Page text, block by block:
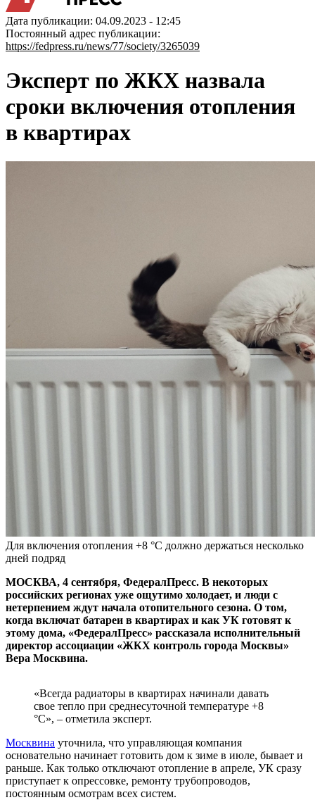
Дата публикации: 04.09.2023 - 12:45
Постоянный адрес публикации:
https://fedpress.ru/news/77/society/3265039
Эксперт по ЖКХ назвала
сроки включения отопления
в квартирах
Для включения отопления +8 °С должно держаться несколько
дней подряд
МОСКВА, 4 сентября, ФедералПресс. В некоторых
российских регионах уже ощутимо холодает, и люди с
нетерпением ждут начала отопительного сезона. О том,
когда включат батареи в квартирах и как УК готовят к
этому дома, «ФедералПресс» рассказала исполнительный
директор ассоциации «ЖКХ контроль города Москвы»
Вера Москвина.
«Всегда радиаторы в квартирах начинали давать
свое тепло при среднесуточной температуре +8
°С», – отметила эксперт.
Москвина уточнила, что управляющая компания
основательно начинает готовить дом к зиме в июле, бывает и
раньше. Как только отключают отопление в апреле, УК сразу
приступает к опрессовке, ремонту трубопроводов,
постоянным осмотрам всех систем.